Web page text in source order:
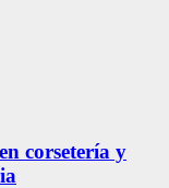
corsetería y